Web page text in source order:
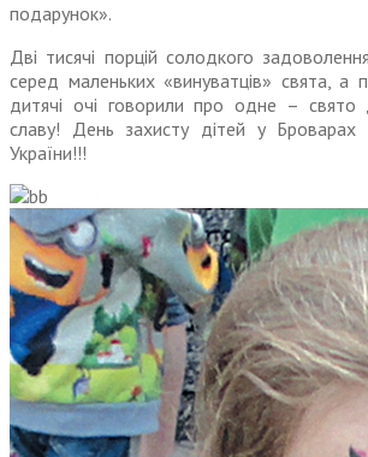
подарунок».
Дві тисячі порцій солодкого
серед маленьких «винуватців» свята, а
дитячі очі говорили про одне – свято
славу! День захисту дітей у
Украї­ни!!!